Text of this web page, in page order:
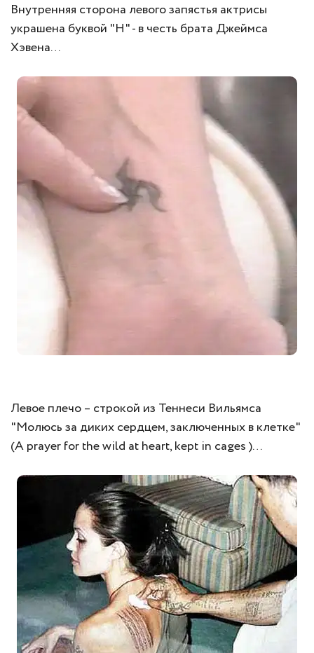
Внутренняя сторона левого запястья актрисы
украшена буквой "H" - в честь брата Джеймса
Хэвена…
Левое плечо – строкой из Теннеси Вильямса
"Молюсь за диких сердцем, заключенных в клетке"
(A prayer for the wild at heart, kept in cages )…